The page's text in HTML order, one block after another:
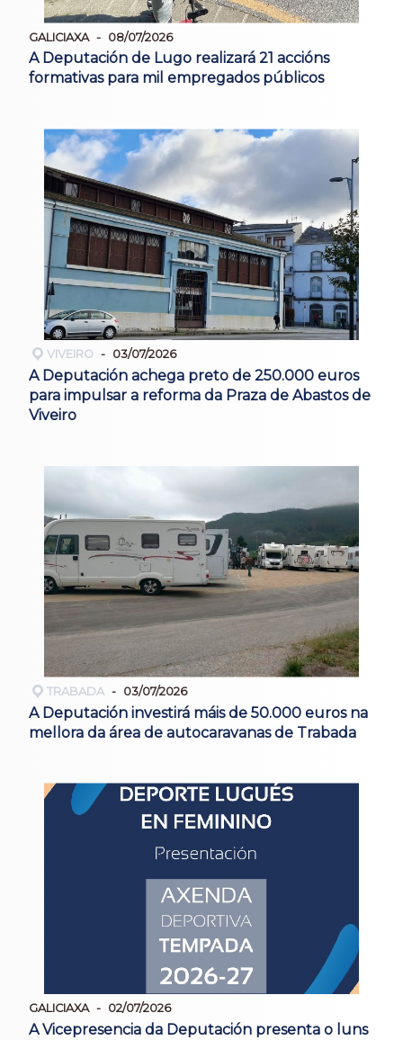
GALICIAXA 08/07/2026
A Deputación de Lugo realizará 21 accións
formativas para mil empregados públicos
VIVEIRO 03/07/2026
A Deputación achega preto de 250.000 euros
para impulsar a reforma da Praza de Abastos de
Viveiro
TRABADA 03/07/2026
A Deputación investirá máis de 50.000 euros na
mellora da área de autocaravanas de Trabada
GALICIAXA 02/07/2026
A Vicepresencia da Deputación presenta o luns